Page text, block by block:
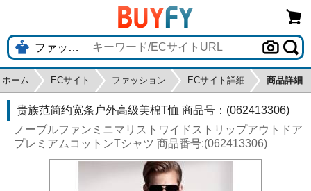
ホーム ECサイト ファッション ECサイト詳細 商品詳細
贵族范简约宽条户外高级美棉T恤 商品号：(062413306)
ノーブルファンミニマリストワイドストリップアウトドア
プレミアムコットンTシャツ 商品番号:(062413306)